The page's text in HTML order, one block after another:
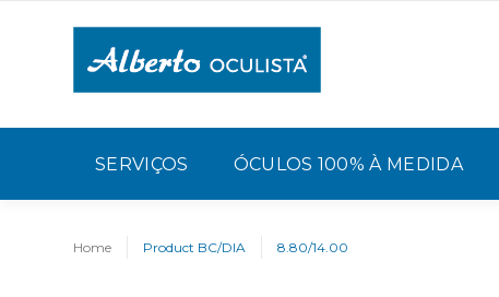
SERVIÇOS ÓCULOS 100% À MEDIDA
Home Product BC/DIA 8.80/14.00